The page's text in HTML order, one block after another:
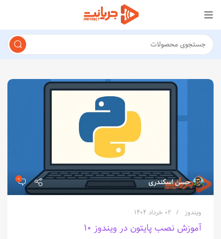
حسن اسکندری ۰
ویندوز ۰۲ خرداد ۱۴۰۴
آموزش نصب پایتون در ویندوز ۱۰